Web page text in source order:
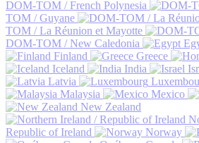
DOM-TOM / French Polynesia
TOM / Guyane
TOM / La Réunion et Mayotte
DOM-TOM / New Caledonia
Finland
Greece
Iceland
India
Latvia
Malaysia
Mexico
New Zealand
Republic of Ireland
Norway